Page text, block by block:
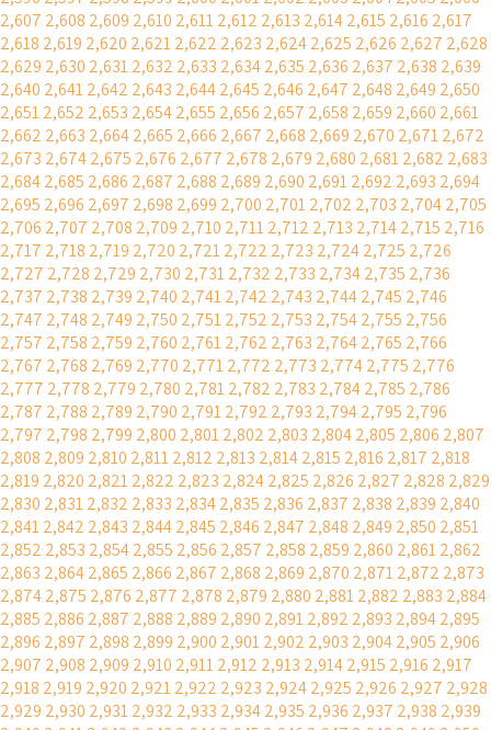
2,607 2,608 2,609 2,610 2,6112,612 2,613 2,6142,615 2,616 2,617
2,618 2,619 2,620 2,6212,622 2,623 2,6242,625 2,626 2,627 2,628
2,629 2,630 2,6312,632 2,633 2,6342,635 2,636 2,637 2,638 2,639
2,640 2,6412,642 2,643 2,6442,645 2,646 2,647 2,648 2,649 2,650
2,6512,652 2,653 2,6542,655 2,656 2,657 2,658 2,659 2,660 2,661
2,662 2,663 2,6642,665 2,666 2,667 2,668 2,669 2,670 2,6712,672
2,673 2,6742,675 2,676 2,677 2,678 2,679 2,680 2,6812,682 2,683
2,6842,685 2,686 2,687 2,688 2,689 2,690 2,6912,692 2,693 2,694
2,695 2,696 2,697 2,698 2,699 2,700 2,7012,702 2,703 2,7042,705
2,706 2,707 2,708 2,709 2,710 2,7112,712 2,713 2,7142,715 2,716
2,717 2,718 2,719 2,720 2,7212,722 2,723 2,7242,725 2,726
2,727 2,728 2,729 2,730 2,7312,732 2,733 2,7342,735 2,736
2,737 2,738 2,739 2,740 2,7412,742 2,743 2,7442,745 2,746
2,747 2,748 2,749 2,750 2,7512,752 2,753 2,7542,755 2,756
2,757 2,758 2,759 2,760 2,7612,762 2,763 2,7642,765 2,766
2,767 2,768 2,769 2,770 2,7712,772 2,773 2,7742,775 2,776
2,777 2,778 2,779 2,780 2,7812,782 2,783 2,7842,785 2,786
2,787 2,788 2,789 2,790 2,7912,792 2,793 2,7942,795 2,796
2,797 2,798 2,799 2,800 2,8012,802 2,803 2,8042,805 2,806 2,807
2,808 2,809 2,810 2,8112,812 2,813 2,8142,815 2,816 2,817 2,818
2,819 2,820 2,8212,822 2,823 2,8242,825 2,826 2,827 2,828 2,829
2,830 2,8312,832 2,833 2,8342,835 2,836 2,837 2,838 2,839 2,840
2,8412,842 2,843 2,8442,845 2,846 2,847 2,848 2,849 2,850 2,851
2,852 2,853 2,8542,855 2,856 2,857 2,858 2,859 2,860 2,8612,862
2,863 2,8642,865 2,866 2,867 2,868 2,869 2,870 2,8712,872 2,873
2,8742,875 2,876 2,877 2,878 2,879 2,880 2,8812,882 2,883 2,884
2,885 2,886 2,887 2,888 2,889 2,890 2,8912,892 2,893 2,8942,895
2,896 2,897 2,898 2,899 2,900 2,9012,902 2,903 2,9042,905 2,906
2,907 2,908 2,909 2,910 2,9112,912 2,913 2,9142,915 2,916 2,917
2,918 2,919 2,920 2,9212,922 2,923 2,9242,925 2,926 2,927 2,928
2,929 2,930 2,9312,932 2,933 2,9342,935 2,936 2,937 2,938 2,939